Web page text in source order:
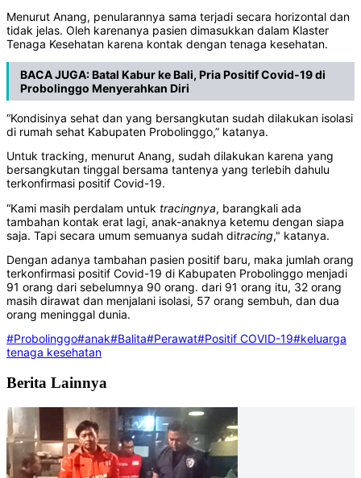
Menurut Anang, penularannya sama terjadi secara horizontal dan
tidak jelas. Oleh karenanya pasien dimasukkan dalam Klaster
Tenaga Kesehatan karena kontak dengan tenaga kesehatan.
BACA JUGA:Batal Kabur ke Bali, Pria Positif Covid-19 di
Probolinggo Menyerahkan Diri
“Kondisinya sehat dan yang bersangkutan sudah dilakukan isolasi
di rumah sehat Kabupaten Probolinggo,” katanya.
Untuk tracking, menurut Anang, sudah dilakukan karena yang
bersangkutan tinggal bersama tantenya yang terlebih dahulu
terkonfirmasi positif Covid-19.
“Kami masih perdalam untuk tracingnya, barangkali ada
tambahan kontak erat lagi, anak-anaknya ketemu dengan siapa
saja. Tapi secara umum semuanya sudah ditracing," katanya.
Dengan adanya tambahan pasien positif baru, maka jumlah orang
terkonfirmasi positif Covid-19 di Kabupaten Probolinggo menjadi
91 orang dari sebelumnya 90 orang. dari 91 orang itu, 32 orang
masih dirawat dan menjalani isolasi, 57 orang sembuh, dan dua
orang meninggal dunia.
#Probolinggo#anak#Balita#Perawat#Positif COVID-19#keluarga
tenaga kesehatan
Berita Lainnya